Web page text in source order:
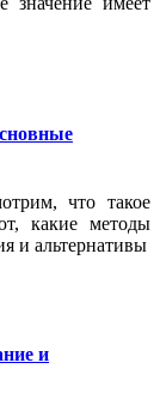
что такое
какие методы
и альтернативы
и